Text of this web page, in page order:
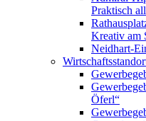
Praktisch
Kreativ am
Neidhart-
Öferl“